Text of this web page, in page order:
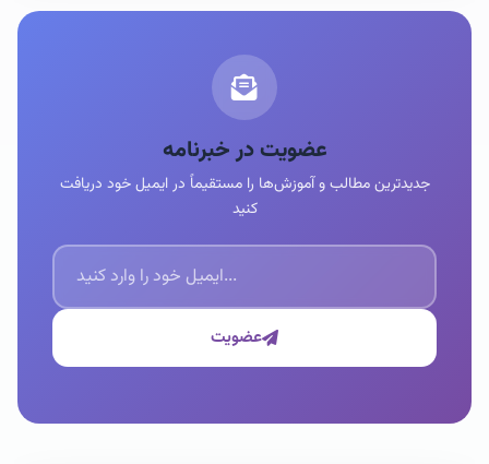
عضویت در خبرنامه
جدیدترین مطالب و آموزش‌ها را مستقیماً در ایمیل خود دریافت
کنید
عضویت